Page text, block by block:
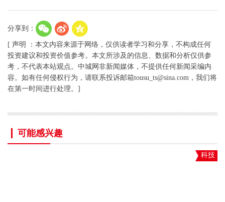
分享到：
[ 声明 ：本文内容来源于网络，仅供读者学习和分享，不构成任何
投资建议和投资价值参考。本文所涉及的信息、数据和分析仅供参
考，不代表本站观点。中城网非新闻媒体，不提供任何新闻采编内
容。如有任何侵权行为，请联系投诉邮箱tousu_ts@sina.com，我们将
在第一时间进行处理。]
可能感兴趣
科技